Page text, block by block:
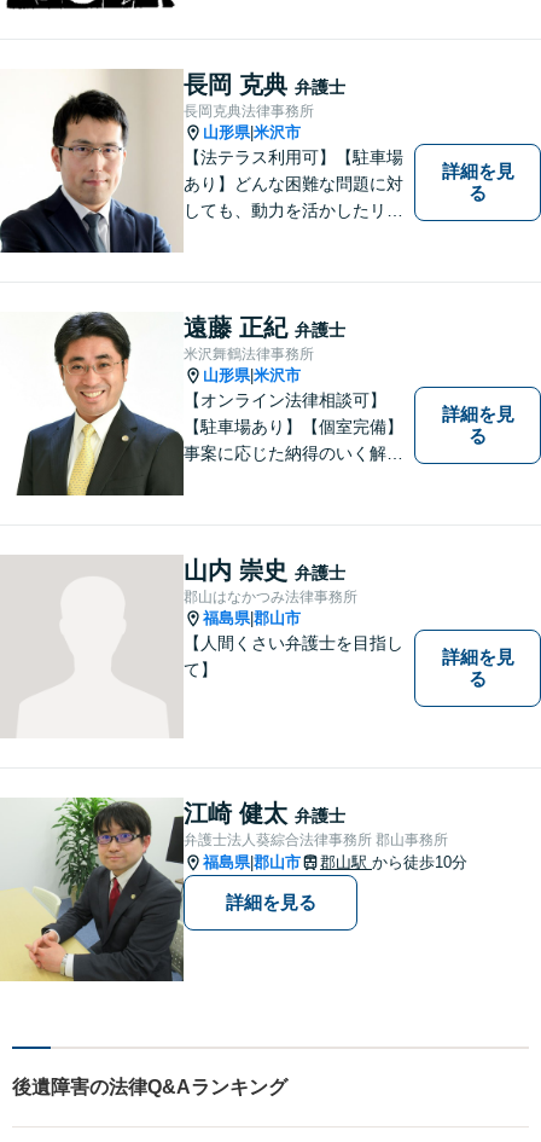
長岡 克典 弁護士
長岡克典法律事務所
山形県|米沢市
【法テラス利用可】【駐車場
あり】どんな困難な問題に対
しても、動力を活かしたリー
いた案件は1日でも早く解決す
るよう努力することで早期解
決を目指します。 お気軽にご
相談ください。
詳細を見
る
遠藤 正紀 弁護士
米沢舞鶴法律事務所
山形県|米沢市
【オンライン法律相談可】
【駐車場あり】【個室完備】
事案に応じた納得のいく解決
詳細を見
る
山内 崇史 弁護士
郡山はなかつみ法律事務所
福島県|郡山市
【人間くさい弁護士を目指し
て】
詳細を見
る
江崎 健太 弁護士
弁護士法人葵綜合法律事務所 郡山事務所
福島県|郡山市 郡山駅 から徒歩10分
詳細を見る
後遺障害の法律Q&Aランキング